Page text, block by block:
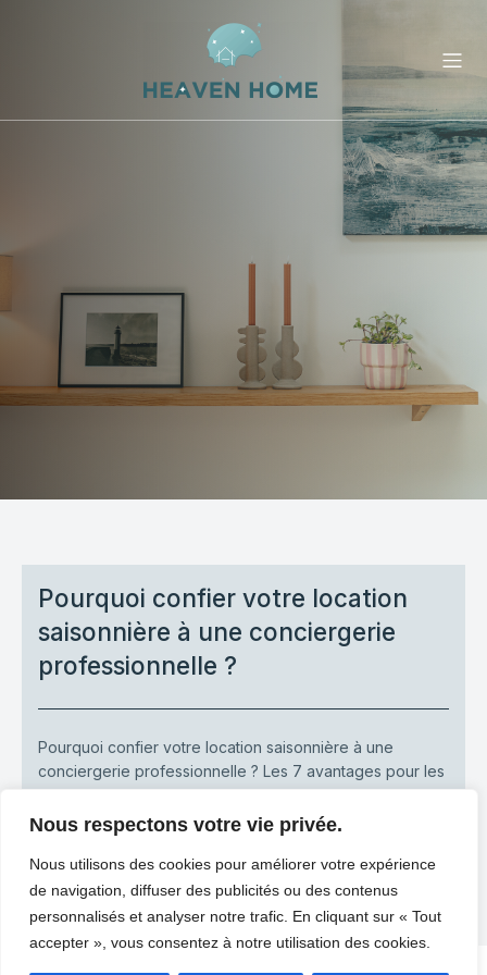
Nous respectons votre vie privée.
Nous utilisons des cookies pour améliorer votre expérience
de navigation, diffuser des publicités ou des contenus
personnalisés et analyser notre trafic. En cliquant sur « Tout
accepter », vous consentez à notre utilisation des cookies.
Pourquoi confier votre location
saisonnière à une conciergerie
professionnelle ?
Pourquoi confier votre location saisonnière à une
conciergerie professionnelle ? Les 7 avantages pour les
propriétaires Investir dans une location[…]
LIRE PLUS